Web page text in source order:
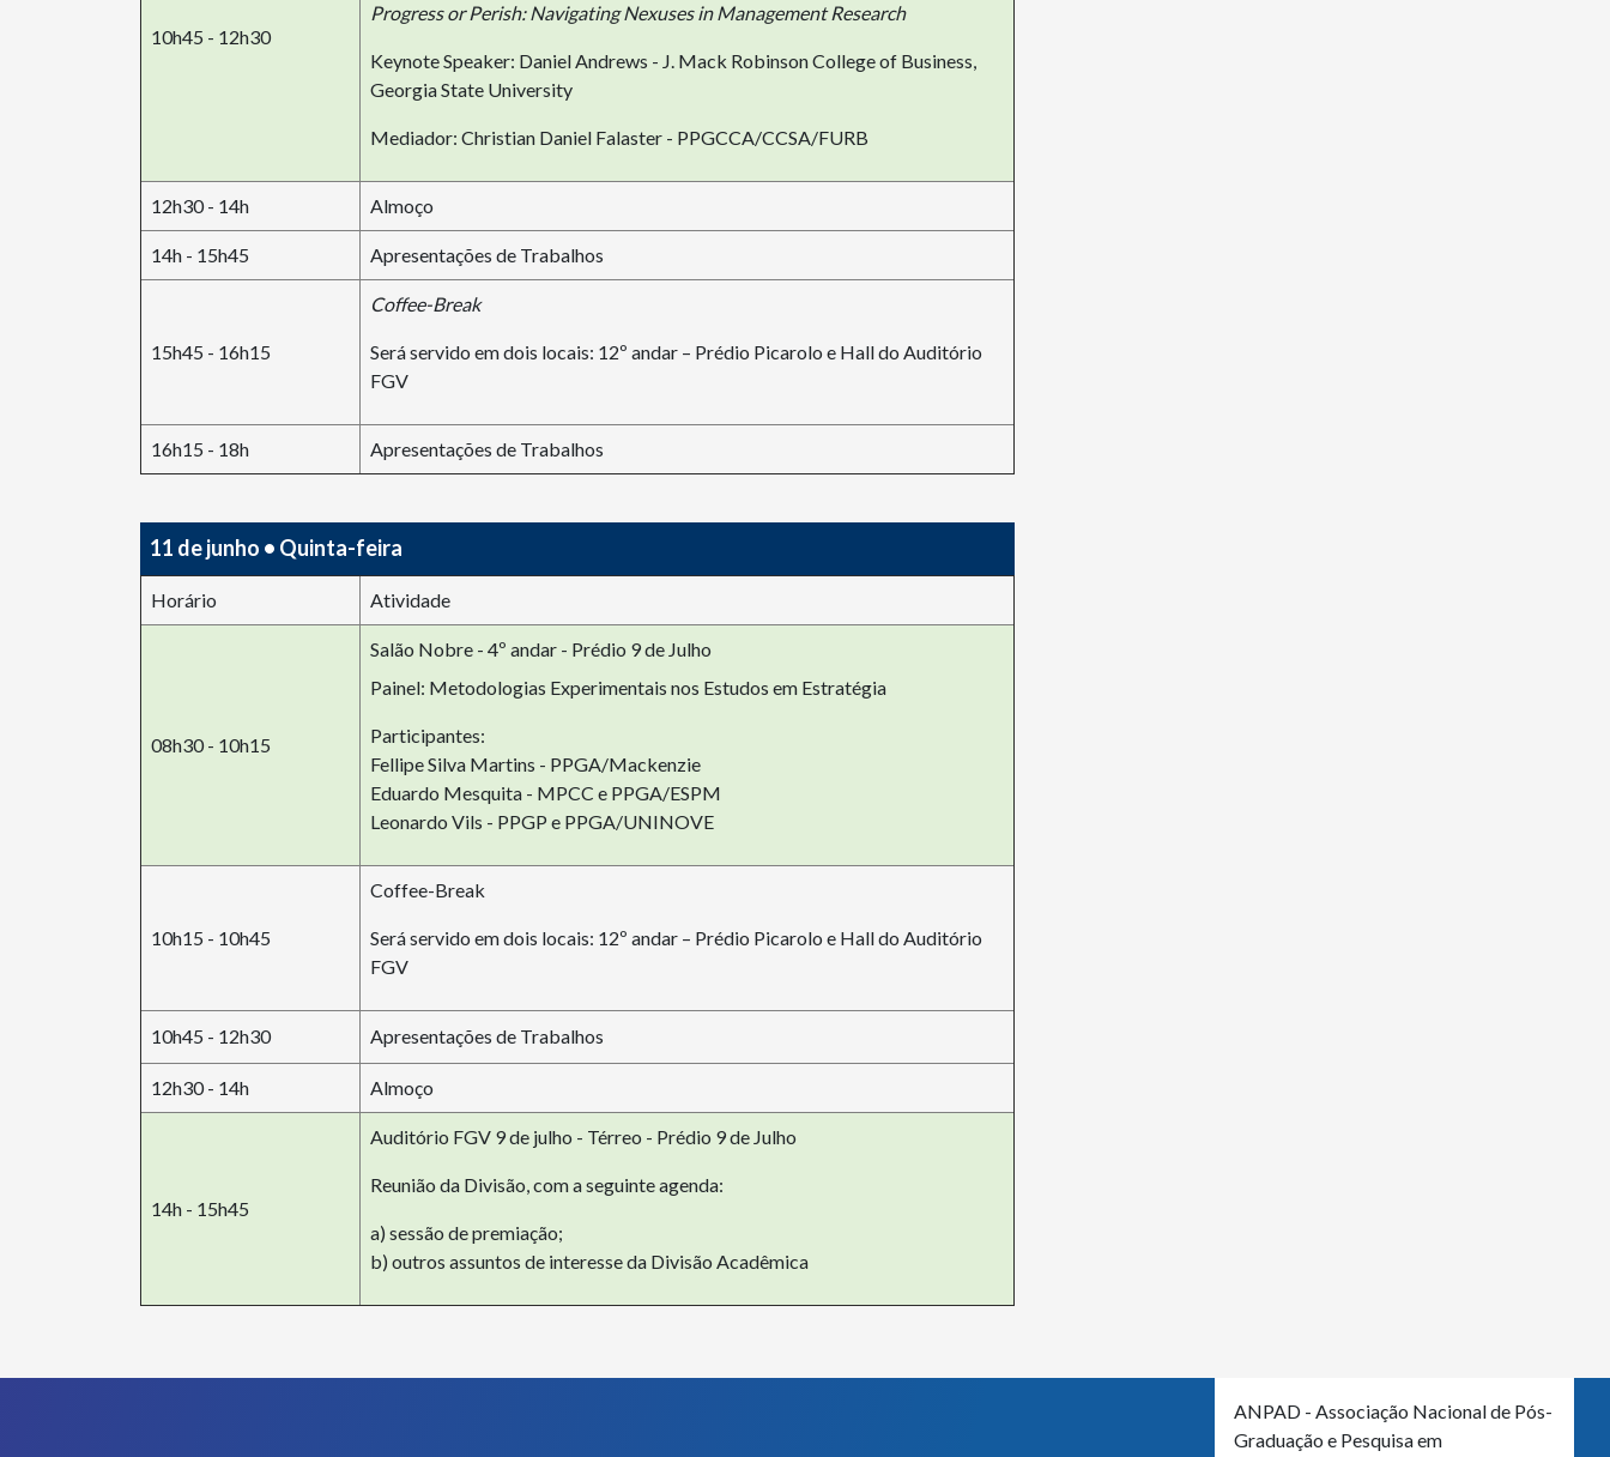
10h45 - 12h30
Progress or Perish: Navigating Nexuses in Management Research
Keynote Speaker: Daniel Andrews - J. Mack Robinson College of Business,
Georgia State University
Mediador: Christian Daniel Falaster - PPGCCA/CCSA/FURB
12h30 - 14h Almoço
14h - 15h45 Apresentações de Trabalhos
15h45 - 16h15
Coffee-Break
Será servido em dois locais: 12º andar – Prédio Picarolo e Hall do Auditório
FGV
16h15 - 18h Apresentações de Trabalhos
11 de junho • Quinta-feira
Horário Atividade
08h30 - 10h15
Salão Nobre - 4º andar - Prédio 9 de Julho
Painel: Metodologias Experimentais nos Estudos em Estratégia
Participantes:
Fellipe Silva Martins - PPGA/Mackenzie
Eduardo Mesquita - MPCC e PPGA/ESPM
Leonardo Vils - PPGP e PPGA/UNINOVE
10h15 - 10h45
Coffee-Break
Será servido em dois locais: 12º andar – Prédio Picarolo e Hall do Auditório
FGV
10h45 - 12h30 Apresentações de Trabalhos
12h30 - 14h Almoço
14h - 15h45
Auditório FGV 9 de julho - Térreo - Prédio 9 de Julho
Reunião da Divisão, com a seguinte agenda:
a) sessão de premiação;
b) outros assuntos de interesse da Divisão Acadêmica
ANPAD - Associação Nacional de Pós-
Graduação e Pesquisa em